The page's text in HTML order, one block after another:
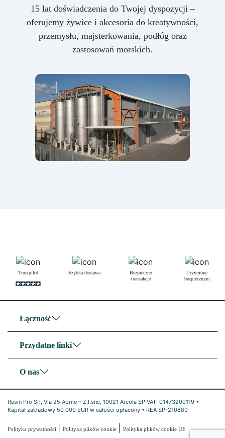
15 lat doświadczenia do Twojej dyspozycji –
oferujemy żywice i akcesoria do kreatywności,
przemysłu, majsterkowania, podłóg oraz
zastosowań morskich.
Trustpilot Szybka dostawa
Bezpieczne
transakcje
Uczynione
bezpiecznym
Łączność
Przydatne linki
O nas
Resin Pro Srl, Via 25 Aprile – Z.I.snc, 19021 Arcola SP VAT: 01473200119 •
Kapitał zakładowy 50 000 EUR w całości opłacony • REA SP-210889
Polityka prywatności Polityka plików cookie Polityka plików cookie UE